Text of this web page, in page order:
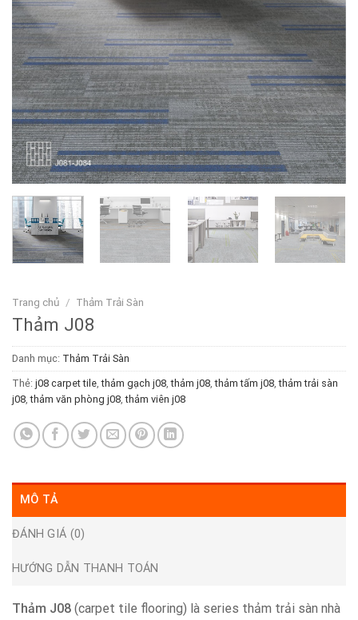
Trang chủ / Thảm Trải Sàn
Thảm J08
Danh mục: Thảm Trải Sàn
Thẻ: j08 carpet tile,thảm gạch j08,thảm j08,thảm tấm j08,thảm trải sàn
j08,thảm văn phòng j08,thảm viên j08
MÔ TẢ
ĐÁNH GIÁ (0)
HƯỚNG DẪN THANH TOÁN
Thảm J08 (carpet tile flooring) là series thảm trải sàn nhà